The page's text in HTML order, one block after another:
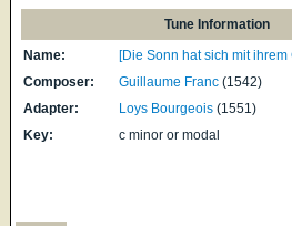
Tune Information
Name:
[Die Sonn hat sich mit
Composer:
Guillaume Franc (1542)
Adapter:
Loys Bourgeois (1551)
Key:
c minor or modal